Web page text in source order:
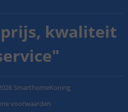
kwaliteit
"
SmarthomeKoning
voorwaarden